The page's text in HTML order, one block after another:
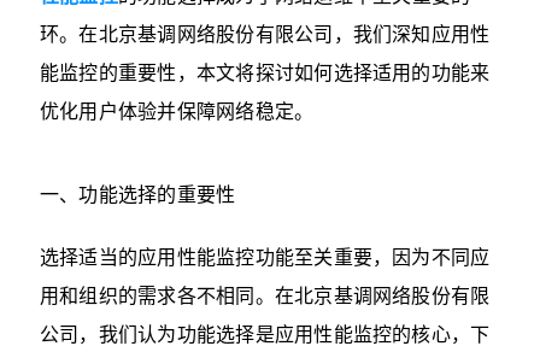
环。在北京基调网络股份有限公司，我们深知应用性
能监控的重要性，本文将探讨如何选择适用的功能来
优化用户体验并保障网络稳定。
一、功能选择的重要性
选择适当的应用性能监控功能至关重要，因为不同应
用和组织的需求各不相同。在北京基调网络股份有限
公司，我们认为功能选择是应用性能监控的核心，下